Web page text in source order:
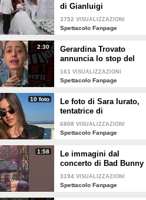
di Gianluigi
Donnarumma e Alessia
Elefante
3752 VISUALIZZAZIONI
Spettacolo Fanpage
2:30
Gerardina Trovato
annuncia lo stop del
tour per problemi di
salute
161 VISUALIZZAZIONI
Spettacolo Fanpage
10 foto
Le foto di Sara Iurato,
tentatrice di
Temptation Island 2026
6808 VISUALIZZAZIONI
Spettacolo Fanpage
1:58
Le immagini dal
concerto di Bad Bunny
a Milano
3194 VISUALIZZAZIONI
Spettacolo Fanpage